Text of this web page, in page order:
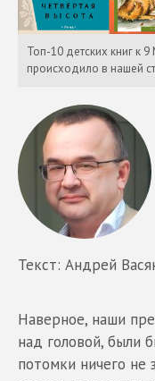
Топ-10 детских книг к
происходило в нашей
Текст: Андрей
Наверное, наши
над головой, были
потомки ничего